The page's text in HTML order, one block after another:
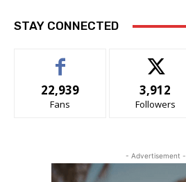
STAY CONNECTED
22,939
Fans
3,912
Followers
- Advertisement -